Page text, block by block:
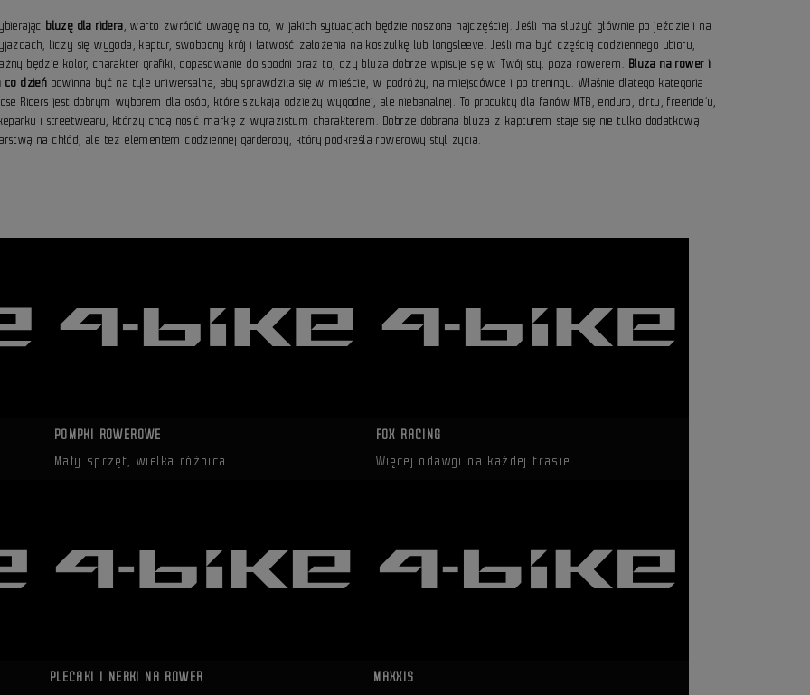
bluzę dla ridera, warto zwrócić uwagę na to, w jakich sytuacjach będzie noszona najczęściej. Jeśli ma służyć głównie po jeździe i na
liczy się wygoda, kaptur, swobodny krój i łatwość założenia na koszulkę lub longsleeve. Jeśli ma być częścią codziennego ubioru,
będzie kolor, charakter grafiki, dopasowanie do spodni oraz to, czy bluza dobrze wpisuje się w Twój styl poza rowerem. Bluza na rower i
co dzień powinna być na tyle uniwersalna, aby sprawdziła się w mieście, w podróży, na miejscówce i po treningu. Właśnie dlatego kategoria
Riders jest dobrym wyborem dla osób, które szukają odzieży wygodnej, ale niebanalnej. To produkty dla fanów MTB, enduro, dirtu, freeride’u,
i streetwearu, którzy chcą nosić markę z wyrazistym charakterem. Dobrze dobrana bluza z kapturem staje się nie tylko dodatkową
na chłód, ale też elementem codziennej garderoby, który podkreśla rowerowy styl życia.
POMPKI ROWEROWE
Mały sprzęt, wielka różnica
FOX RACING
Więcej odawgi na każdej trasie
PLECAKI I NERKI NA ROWER MAXXIS